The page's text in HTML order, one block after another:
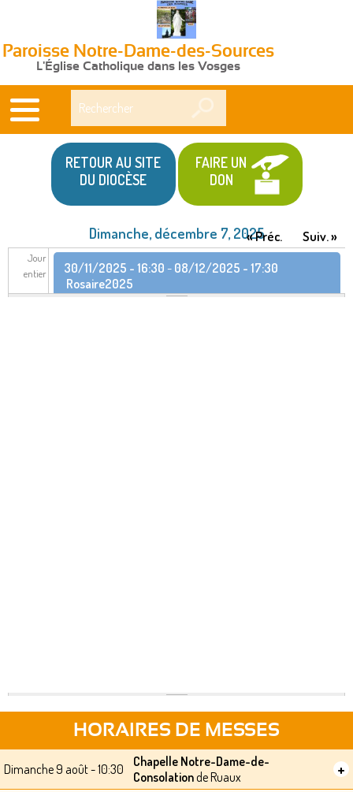
Paroisse Notre-Dame-des-Sources
L'Église Catholique dans les Vosges
RETOUR AU SITE
DU DIOCÈSE
FAIRE UN
DON
Dimanche, décembre 7, 2025« Préc. Suiv. »
Jour
entier
30/11/2025 - 16:30 - 08/12/2025 - 17:30
Rosaire2025
HORAIRES DE MESSES
Dimanche 9 août - 10:30
Chapelle Notre-Dame-de-
Consolationde Ruaux +